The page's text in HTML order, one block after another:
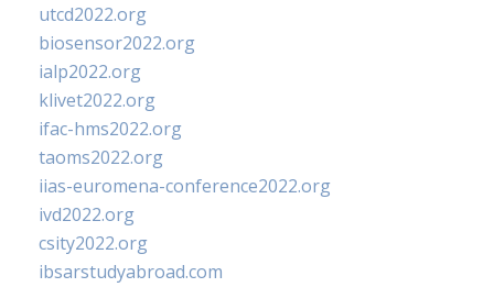
utcd2022.org
biosensor2022.org
ialp2022.org
klivet2022.org
ifac-hms2022.org
taoms2022.org
iias-euromena-conference2022.org
ivd2022.org
csity2022.org
ibsarstudyabroad.com